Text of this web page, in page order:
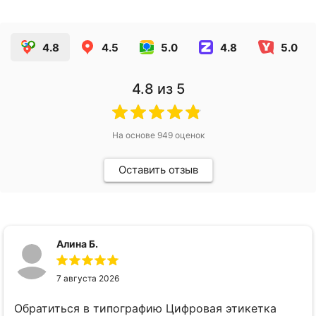
4.8 4.5 5.0 4.8 5.0
4.8 из 5
На основе 949оценок
Оставить отзыв
Алина Б.
7 августа 2026
Обратиться в типографию Цифровая этикетка